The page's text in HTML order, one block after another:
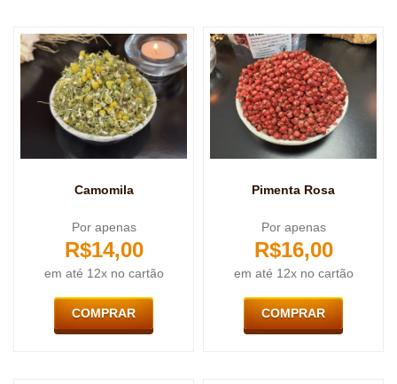
Camomila
Por apenas
R$14,00
em até 12x no cartão
COMPRAR
Pimenta Rosa
Por apenas
R$16,00
em até 12x no cartão
COMPRAR